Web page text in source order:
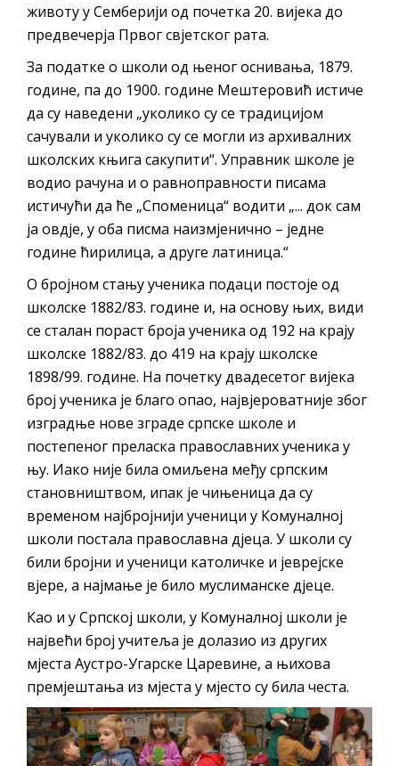
животу у Семберији од почетка 20. вијека до
предвечерја Првог свјетског рата.
За податке о школи од њеног оснивања, 1879.
године, па до 1900. године Мештеровић истиче
да су наведени „уколико су се традицијом
сачували и уколико су се могли из архивалних
школских књига сакупити“. Управник школе је
водио рачуна и о равноправности писама
истичући да ће „Споменица“ водити „... док сам
ја овдје, у оба писма наизмјенично – једне
године ћирилица, а друге латиница.“
О бројном стању ученика подаци постоје од
школске 1882/83. године и, на основу њих, види
се сталан пораст броја ученика од 192 на крају
школске 1882/83. до 419 на крају школске
1898/99. године. На почетку двадесетог вијека
број ученика је благо опао, највјероватније због
изградње нове зграде српске школе и
постепеног преласка православних ученика у
њу. Иако није била омиљена међу српским
становништвом, ипак је чињеница да су
временом најбројнији ученици у Комуналној
школи постала православна дјеца. У школи су
били бројни и ученици католичке и јеврејске
вјере, а најмање је било муслиманске дјеце.
Као и у Српској школи, у Комуналној школи је
највећи број учитеља је долазио из других
мјеста Аустро-Угарске Царевине, а њихова
премјештања из мјеста у мјесто су била честа.